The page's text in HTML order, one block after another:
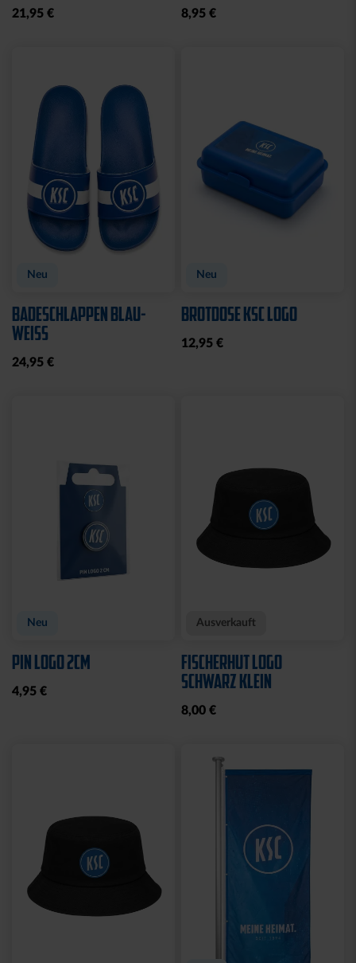
21,95 € 8,95 €
Neu
BADESCHLAPPEN BLAU-
WEISS
24,95 €
Neu
BROTDOSE KSC LOGO
12,95 €
Neu
PIN LOGO 2CM
4,95 €
Ausverkauft
FISCHERHUT LOGO
SCHWARZ KLEIN
8,00 €